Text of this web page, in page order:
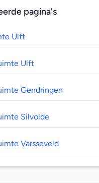
pagina's
Ulft
Ulft
Gendringen
Silvolde
Varsseveld